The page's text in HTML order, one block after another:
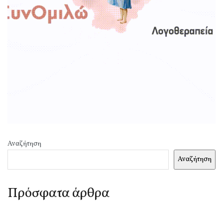
Αναζήτηση
Αναζήτηση
Πρόσφατα άρθρα